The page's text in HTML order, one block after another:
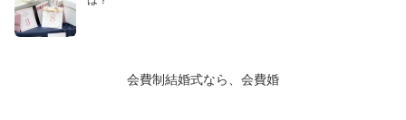
会費制結婚式なら、会費婚